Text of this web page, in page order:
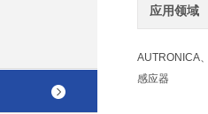
应用领域
AUTRONICA
感应器